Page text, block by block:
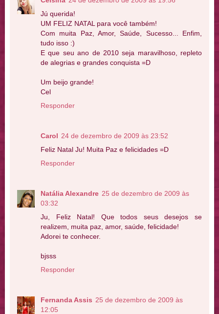
Jú querida!
UM FELIZ NATAL para você também!
Com muita Paz, Amor, Saúde, Sucesso... Enfim,
tudo isso :)
E que seu ano de 2010 seja maravilhoso, repleto
de alegrias e grandes conquista =D
Um beijo grande!
Cel
Responder
Carol 24 de dezembro de 2009 às 23:52
Feliz Natal Ju! Muita Paz e felicidades =D
Responder
Natália Alexandre 25 de dezembro de 2009 às
03:32
Ju, Feliz Natal! Que todos seus desejos se
realizem, muita paz, amor, saúde, felicidade!
Adorei te conhecer.
bjsss
Responder
Fernanda Assis 25 de dezembro de 2009 às
12:05